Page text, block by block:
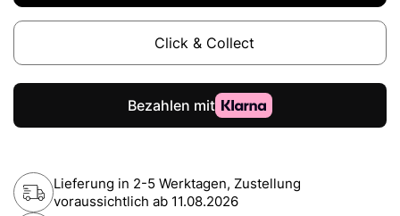
Click & Collect
Lieferung in 2-5 Werktagen, Zustellung
voraussichtlich ab 11.08.2026